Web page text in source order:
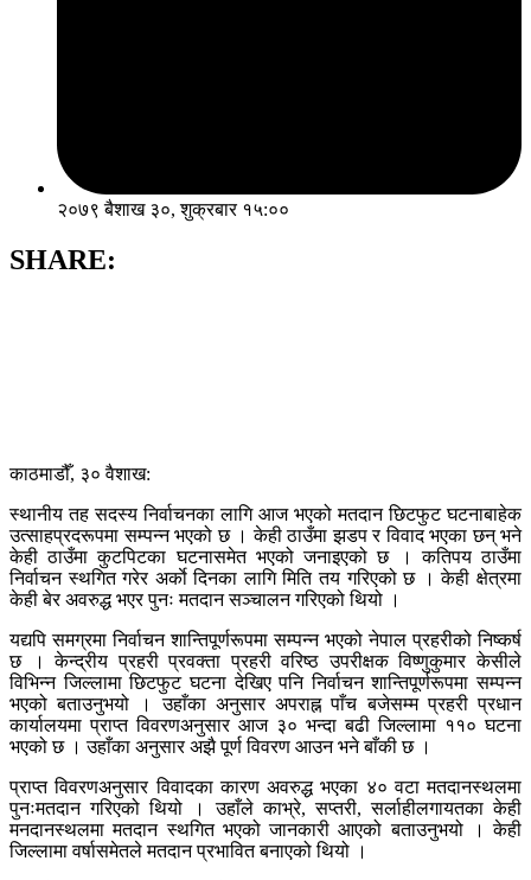
२०७९ बैशाख ३०, शुक्रबार १५:००
SHARE:
काठमाडौँ, ३० वैशाख:
स्थानीय तह सदस्य निर्वाचनका लागि आज भएको मतदान छिटफुट घटनाबाहेक
उत्साहप्रदरूपमा सम्पन्न भएको छ । केही ठाउँमा झडप र विवाद भएका छन् भने
केही ठाउँमा कुटपिटका घटनासमेत भएको जनाइएको छ । कतिपय ठाउँमा
निर्वाचन स्थगित गरेर अर्काे दिनका लागि मिति तय गरिएको छ । केही क्षेत्रमा
केही बेर अवरुद्ध भएर पुनः मतदान सञ्चालन गरिएको थियो ।
यद्यपि समग्रमा निर्वाचन शान्तिपूर्णरूपमा सम्पन्न भएको नेपाल प्रहरीको निष्कर्ष
छ । केन्द्रीय प्रहरी प्रवक्ता प्रहरी वरिष्ठ उपरीक्षक विष्णुकुमार केसीले
विभिन्न जिल्लामा छिटफुट घटना देखिए पनि निर्वाचन शान्तिपूर्णरूपमा सम्पन्न
भएको बताउनुभयो । उहाँका अनुसार अपराह्न पाँच बजेसम्म प्रहरी प्रधान
कार्यालयमा प्राप्त विवरणअनुसार आज ३० भन्दा बढी जिल्लामा ११० घटना
भएको छ । उहाँका अनुसार अझै पूर्ण विवरण आउन भने बाँकी छ ।
प्राप्त विवरणअनुसार विवादका कारण अवरुद्ध भएका ४० वटा मतदानस्थलमा
पुनःमतदान गरिएको थियो । उहाँले काभ्रे, सप्तरी, सर्लाहीलगायतका केही
मनदानस्थलमा मतदान स्थगित भएको जानकारी आएको बताउनुभयो । केही
जिल्लामा वर्षासमेतले मतदान प्रभावित बनाएको थियो ।